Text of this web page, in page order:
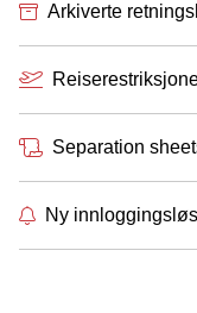
Arkiverte
Separation
Ny